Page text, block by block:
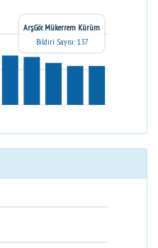
Arş.Gör. Mükerrem Kürüm
Bildiri Sayısı: 137